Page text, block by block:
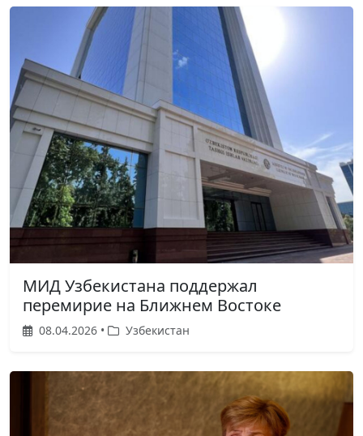
МИД Узбекистана поддержал
перемирие на Ближнем Востоке
08.04.2026 • Узбекистан